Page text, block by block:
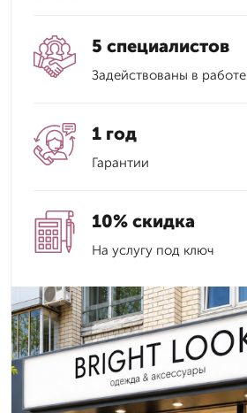
5 специалистов
Задействованы в работе
1 год
Гарантии
10% скидка
На услугу под ключ